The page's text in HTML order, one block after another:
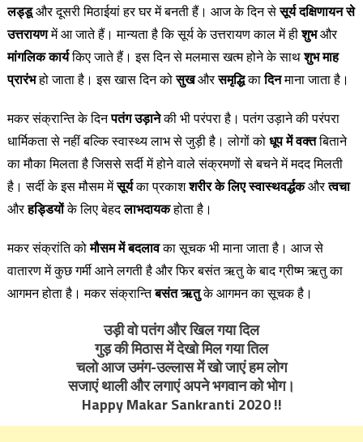
लड्डूऔर दूसरी मिठाईयां हर घर में बनती हैं। आज के दिन सेसूर्य दक्षिणायन से
उत्तरायणमें आ जाते हैं। मान्यता है कि सूर्य के उत्तरायण काल में हीशुभऔर
मांगलिक कार्यकिए जाते हैं। इस दिन से मलमास खत्म होने के साथशुभ माह
प्रारंभहो जाता है। इस खास दिन कोसुखऔरसमृद्धिकादिनमाना जाता है।
मकर संक्रान्ति के दिनपतंग उड़ानेकी भी परंपरा है। पतंग उड़ाने की परंपरा
धार्मिकता से नहीं बल्कि स्वास्थ्य लाभ से जुड़ी है। लोगों कोधूप में वक्तबिताने
का मौका मिलता है जिससे सर्दी में होने वाले संक्रमणों से बचने में मदद मिलती
है। सर्दी के इस मौसम मेंसूर्यका प्रकाशशरीर के लिए स्वास्थवर्द्धकऔरत्वचा
औरहड्डियोंके लिए बेहदलाभदायकहोता है।
मकर संक्रांति कोमौसम में बदलावका सूचक भी माना जाता है। आज से
वातारण में कुछ गर्मी आने लगती है और फिर बसंत ऋतु के बाद ग्रीष्म ऋतु का
आगमन होता है। मकर संक्रान्तिबसंत ऋतुके आगमन का सूचक है।
उड़ी वो पतंग और खिल गया दिल
गुड़ की मिठास में देखो मिल गया तिल
चलो आज उमंग-उल्लास में खो जाएं हम लोग
सजाएं थाली और लगाएं अपने भगवान को भोग।
Happy Makar Sankranti 2020 !!